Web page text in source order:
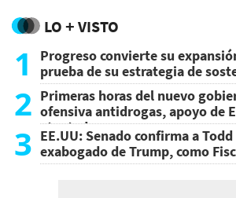
LO + VISTO
1
Progreso convierte su
prueba de su estrategia de
2 Primeras horas del nuevo
ofensiva antidrogas, apoyo de
atentado
3 EE.UU: Senado confirma a
exabogado de Trump, como